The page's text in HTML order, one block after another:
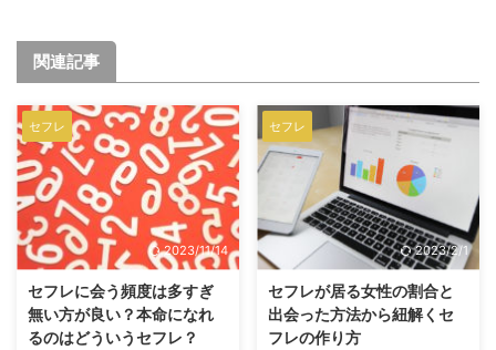
関連記事
セフレ
2023/11/14
セフレに会う頻度は多すぎ
無い方が良い？本命になれ
るのはどういうセフレ？
セフレ
2023/2/1
セフレが居る女性の割合と
出会った方法から紐解くセ
フレの作り方